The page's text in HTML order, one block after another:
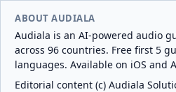
ABOUT AUDIALA
Audiala is an AI-powered audio
across 96 countries. Free first 5
languages. Available on iOS and
Editorial content (c) Audiala